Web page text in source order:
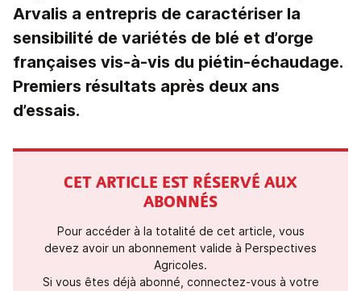
Arvalis a entrepris de caractériser la
sensibilité de variétés de blé et d’orge
françaises vis-à-vis du piétin-échaudage.
Premiers résultats après deux ans
d’essais.
CET ARTICLE EST RÉSERVÉ AUX
ABONNÉS
Pour accéder à la totalité de cet article, vous
devez avoir un abonnement valide à Perspectives
Agricoles.
Si vous êtes déjà abonné, connectez-vous à votre